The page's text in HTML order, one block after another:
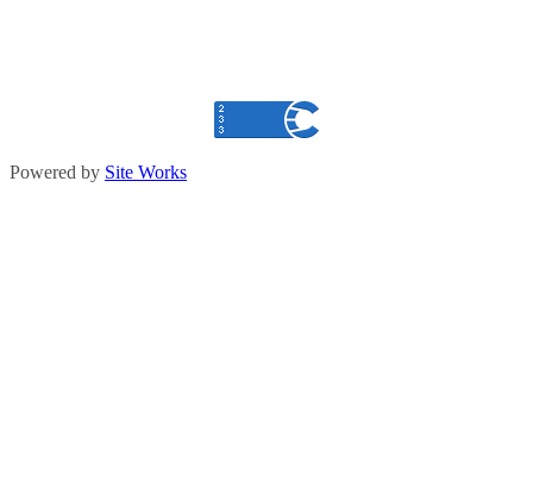
Powered by Site Works